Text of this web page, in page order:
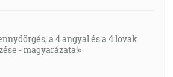
a 4 angyal és a 4 lovak
- magyarázata!«